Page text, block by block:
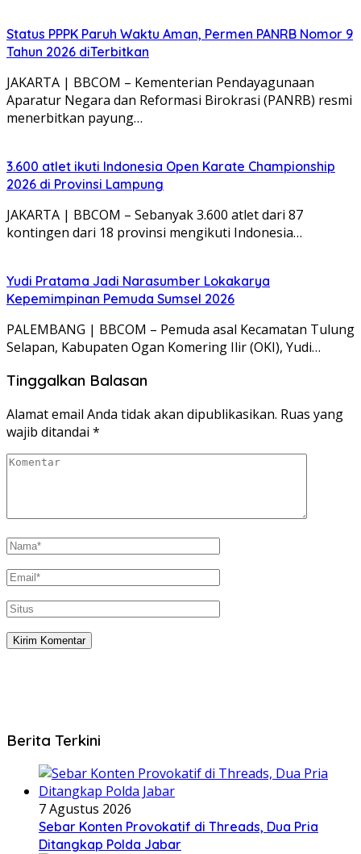
Status PPPK Paruh Waktu Aman, Permen PANRB Nomor 9
Tahun 2026 diTerbitkan
JAKARTA | BBCOM – Kementerian Pendayagunaan
Aparatur Negara dan Reformasi Birokrasi (PANRB) resmi
menerbitkan payung…
3.600 atlet ikuti Indonesia Open Karate Championship
2026 di Provinsi Lampung
JAKARTA | BBCOM – Sebanyak 3.600 atlet dari 87
kontingen dari 18 provinsi mengikuti Indonesia…
Yudi Pratama Jadi Narasumber Lokakarya
Kepemimpinan Pemuda Sumsel 2026
PALEMBANG | BBCOM – Pemuda asal Kecamatan Tulung
Selapan, Kabupaten Ogan Komering Ilir (OKI), Yudi…
Tinggalkan Balasan
Alamat email Anda tidak akan dipublikasikan. Ruas yang
wajib ditandai *
Berita Terkini
7 Agustus 2026
Sebar Konten Provokatif di Threads, Dua Pria
Ditangkap Polda Jabar